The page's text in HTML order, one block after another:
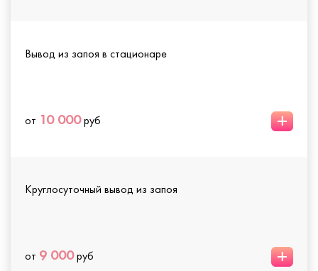
Вывод из запоя в стационаре
от 10 000руб +
Круглосуточный вывод из запоя
от 9 000руб +